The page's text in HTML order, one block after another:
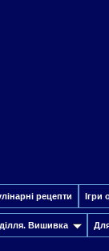
рецепти Ігри
Вишивка